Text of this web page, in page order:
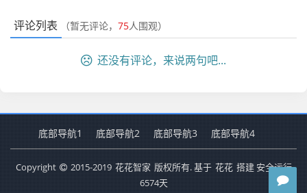
评论列表 （暂无评论， 75人围观）
还没有评论，来说两句吧...
底部导航1 底部导航2 底部导航3 底部导航4
Copyright 2015-2019 花花智家 版权所有. 基于 花花 搭建 安全运行
6574天